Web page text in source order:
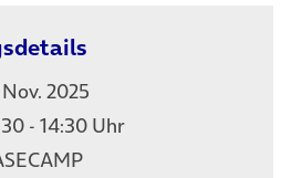
Nov. 2025
13:30 - 14:30 Uhr